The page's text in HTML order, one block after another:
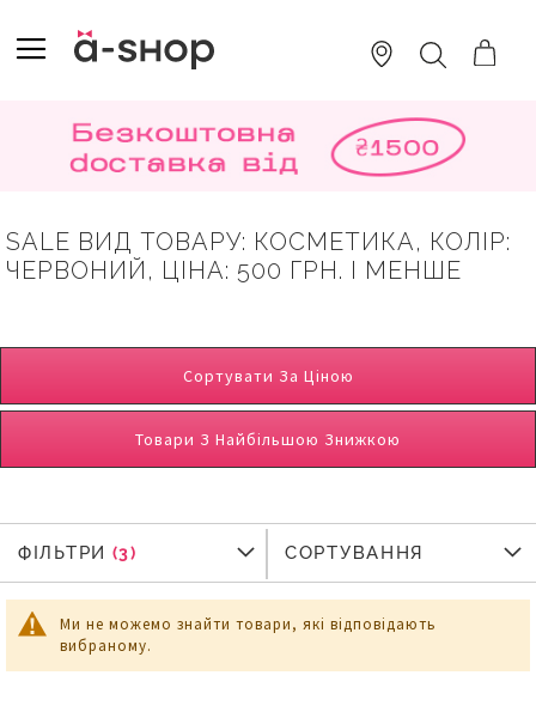
TO
CONTENT
ПОШУК
SALE ВИД ТОВАРУ: КОСМЕТИКА, КОЛІР:
ЧЕРВОНИЙ, ЦІНА: 500 ГРН. І МЕНШЕ
Сортувати За Ціною
Товари З Найбільшою Знижкою
Ми не можемо знайти товари, які відповідають
вибраному.
ФІЛЬТРИ
ФІЛЬТРИ СОРТУВАННЯ